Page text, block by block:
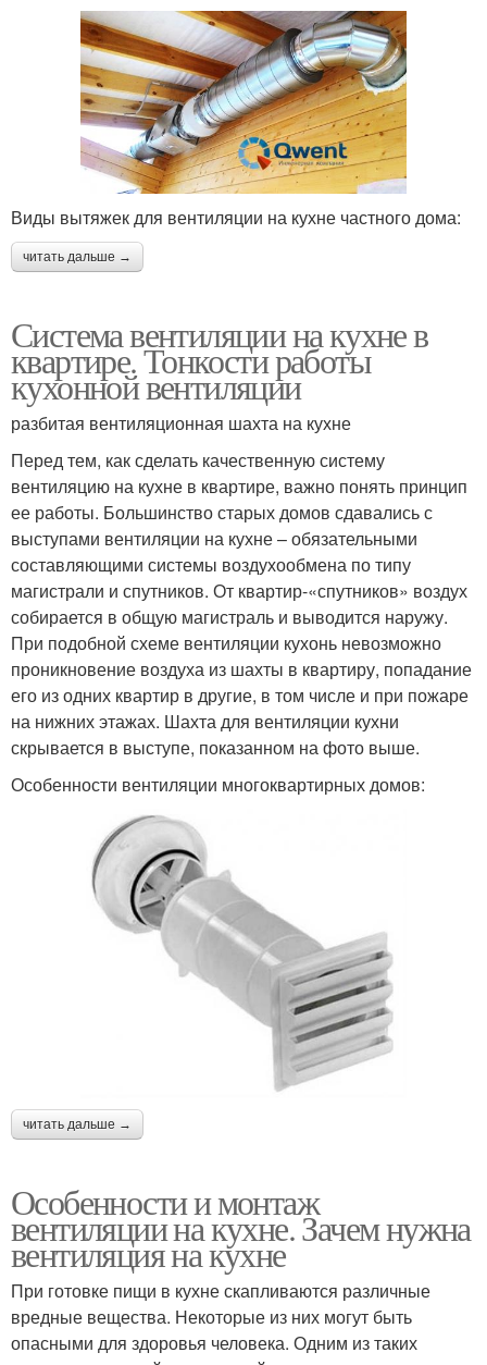
Виды вытяжек для вентиляции на кухне частного дома:
читать дальше →
Система вентиляции на кухне в
квартире. Тонкости работы
кухонной вентиляции
разбитая вентиляционная шахта на кухне
Перед тем, как сделать качественную систему
вентиляцию на кухне в квартире, важно понять принцип
ее работы. Большинство старых домов сдавались с
выступами вентиляции на кухне – обязательными
составляющими системы воздухообмена по типу
магистрали и спутников. От квартир-«спутников» воздух
собирается в общую магистраль и выводится наружу.
При подобной схеме вентиляции кухонь невозможно
проникновение воздуха из шахты в квартиру, попадание
его из одних квартир в другие, в том числе и при пожаре
на нижних этажах. Шахта для вентиляции кухни
скрывается в выступе, показанном на фото выше.
Особенности вентиляции многоквартирных домов:
читать дальше →
Особенности и монтаж
вентиляции на кухне. Зачем нужна
вентиляция на кухне
При готовке пищи в кухне скапливаются различные
вредные вещества. Некоторые из них могут быть
опасными для здоровья человека. Одним из таких